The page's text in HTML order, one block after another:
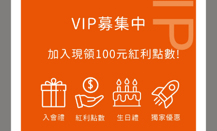
NT$780
필터다기세트 – 홍옥
NT$680NT$780